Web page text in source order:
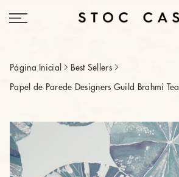
Saltar
Página Inicial Best Sellers
Papel de Parede Designers Guild Brahmi Teal